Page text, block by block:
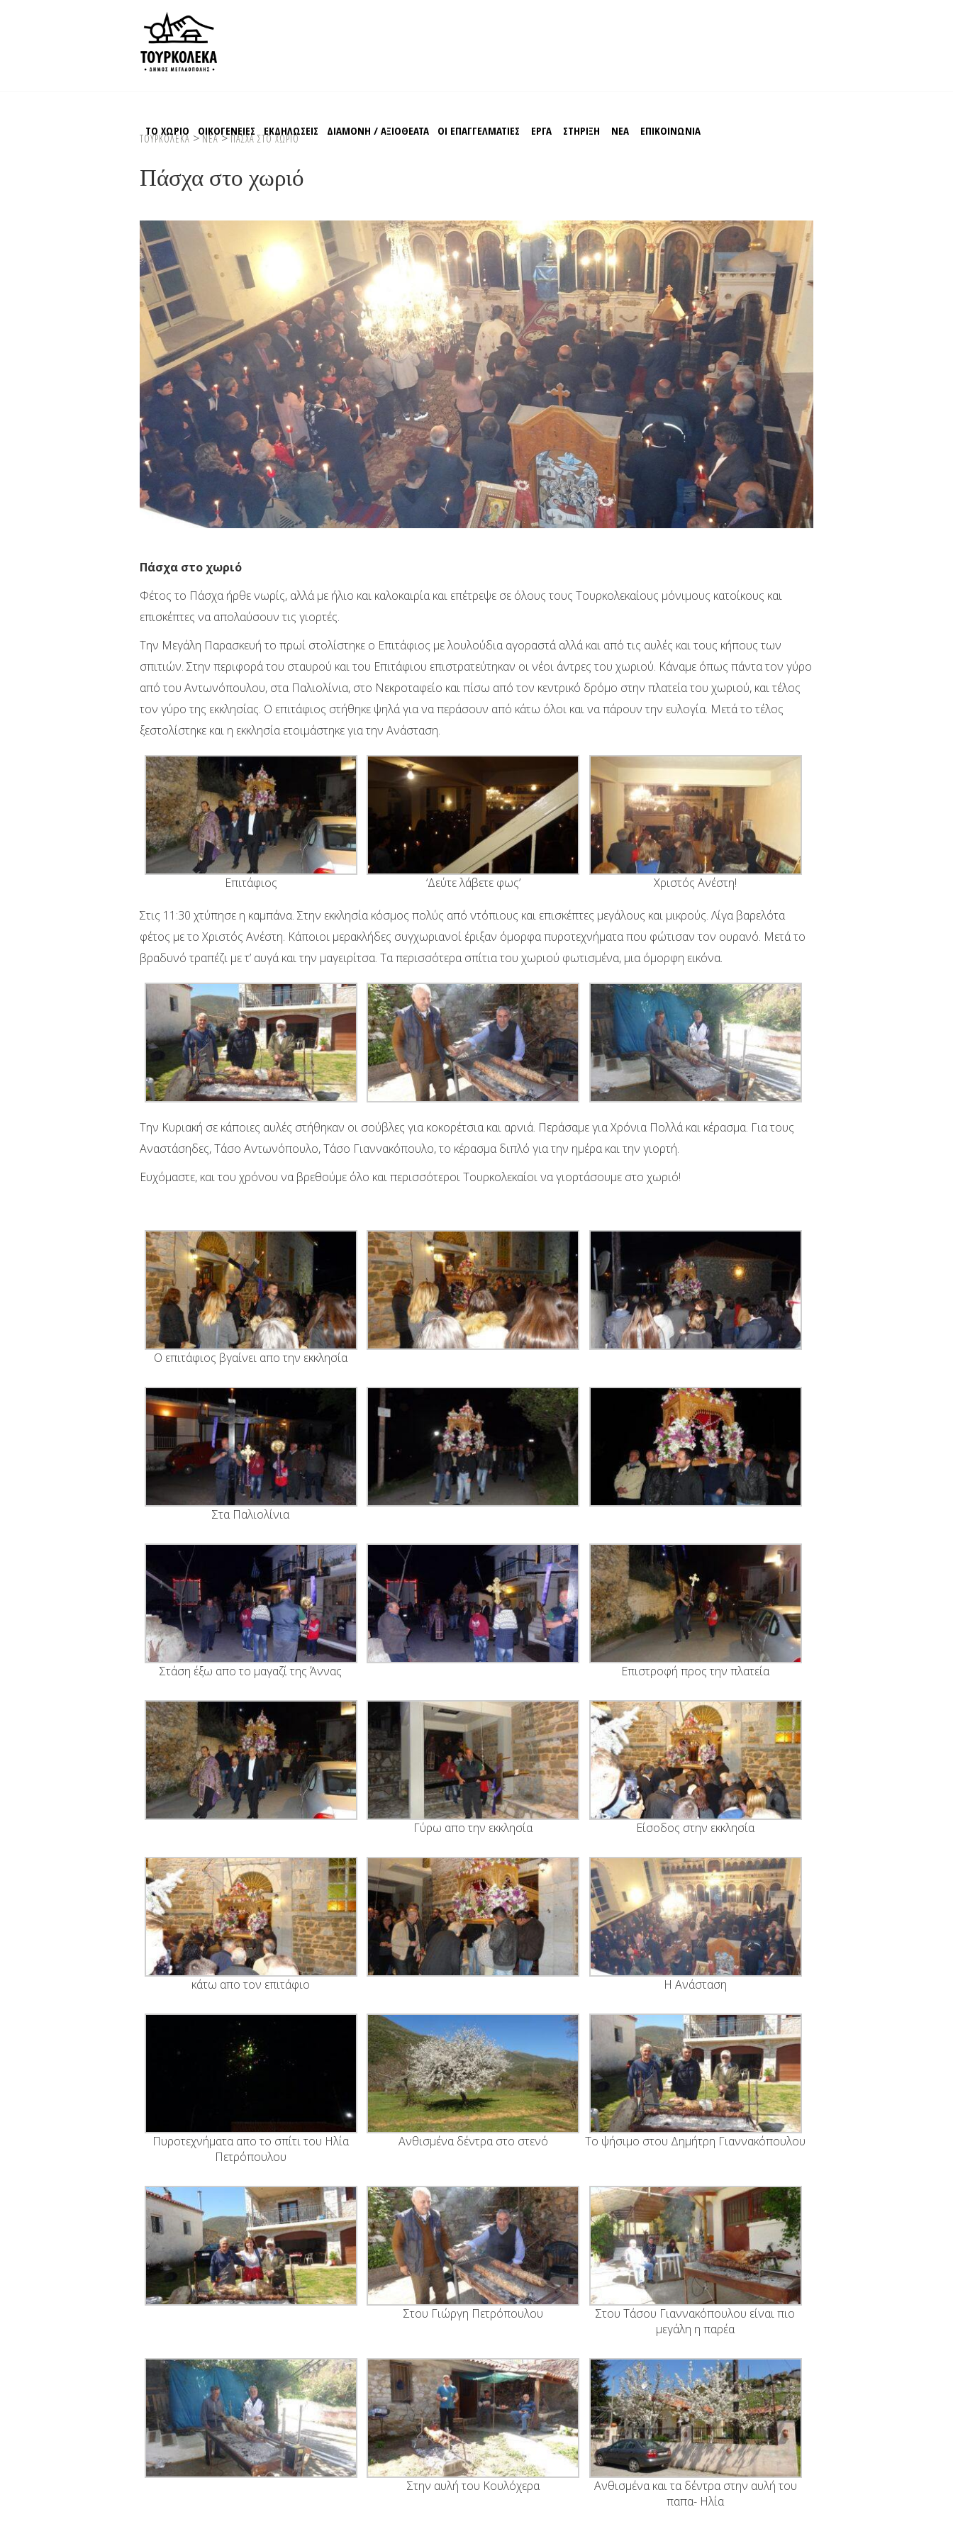
ΤΟ ΧΩΡΙΟ ΟΙΚΟΓΕΝΕΙΕΣ ΕΚΔΗΛΩΣΕΙΣ ΔΙΑΜΟΝΗ / ΑΞΙΟΘΕΑΤΑ ΟΙ ΕΠΑΓΓΕΛΜΑΤΙΕΣ EΡΓΑ ΣΤΗΡΙΞΗ ΝΕΑ ΕΠΙΚΟΙΝΩΝΙΑ
ΤΟΥΡΚΟΛΕΚΑ >ΝΕΑ>ΠΑΣΧΑ ΣΤΟ ΧΩΡΙΟ
Πάσχα στο χωριό
Πάσχα στο χωριό
Φέτος το Πάσχα ήρθε νωρίς, αλλά με ήλιο και καλοκαιρία και επέτρεψε σε όλους τους Τουρκολεκαίους μόνιμους κατοίκους και
επισκέπτες να απολαύσουν τις γιορτές.
Την Μεγάλη Παρασκευή το πρωί στολίστηκε ο Επιτάφιος με λουλούδια αγοραστά αλλά και από τις αυλές και τους κήπους των
σπιτιών. Στην περιφορά του σταυρού και του Επιτάφιου επιστρατεύτηκαν οι νέοι άντρες του χωριού. Κάναμε όπως πάντα τον γύρο
από του Αντωνόπουλου, στα Παλιολίνια, στο Νεκροταφείο και πίσω από τον κεντρικό δρόμο στην πλατεία του χωριού, και τέλος
τον γύρο της εκκλησίας. Ο επιτάφιος στήθηκε ψηλά για να περάσουν από κάτω όλοι και να πάρουν την ευλογία. Μετά το τέλος
ξεστολίστηκε και η εκκλησία ετοιμάστηκε για την Ανάσταση.
Επιτάφιος ‘Δεύτε λάβετε φως’ Χριστός Ανέστη!
Στις 11:30 χτύπησε η καμπάνα. Στην εκκλησία κόσμος πολύς από ντόπιους και επισκέπτες μεγάλους και μικρούς. Λίγα βαρελότα
φέτος με το Χριστός Ανέστη. Κάποιοι μερακλήδες συγχωριανοί έριξαν όμορφα πυροτεχνήματα που φώτισαν τον ουρανό. Μετά το
βραδυνό τραπέζι με τ’ αυγά και την μαγειρίτσα. Τα περισσότερα σπίτια του χωριού φωτισμένα, μια όμορφη εικόνα.
Την Κυριακή σε κάποιες αυλές στήθηκαν οι σούβλες για κοκορέτσια και αρνιά. Περάσαμε για Χρόνια Πολλά και κέρασμα. Για τους
Αναστάσηδες, Τάσο Αντωνόπουλο, Τάσο Γιαννακόπουλο, το κέρασμα διπλό για την ημέρα και την γιορτή.
Ευχόμαστε, και του χρόνου να βρεθούμε όλο και περισσότεροι Τουρκολεκαίοι να γιορτάσουμε στο χωριό!
Ο επιτάφιος βγαίνει απο την εκκλησία
Στα Παλιολίνια
Στάση έξω απο το μαγαζί της Άννας Επιστροφή προς την πλατεία
Γύρω απο την εκκλησία Είσοδος στην εκκλησία
κάτω απο τον επιτάφιο Η Ανάσταση
Πυροτεχνήματα απο το σπίτι του Ηλία
Πετρόπουλου
Ανθισμένα δέντρα στο στενό Το ψήσιμο στου Δημήτρη Γιαννακόπουλου
Στου Γιώργη Πετρόπουλου
Στου Τάσου Γιαννακόπουλου είναι πιο
μεγάλη η παρέα
Στην αυλή του Κουλόχερα
Ανθισμένα και τα δέντρα στην αυλή του
παπα- Ηλία